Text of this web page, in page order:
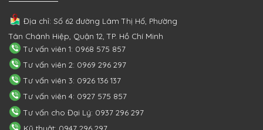
Địa chỉ: Số 62 đường Lâm Thị Hố, Phường
Tân Chánh Hiệp, Quận 12, TP. Hồ Chí Minh
Tư vấn viên 1: 0968 575 857
Tư vấn viên 2: 0969 296 297
Tư vấn viên 3: 0926 136 137
Tư vấn viên 4: 0927 575 857
Tư vấn cho Đại Lý: 0937 296 297
Kỹ thuật: 0947 296 297